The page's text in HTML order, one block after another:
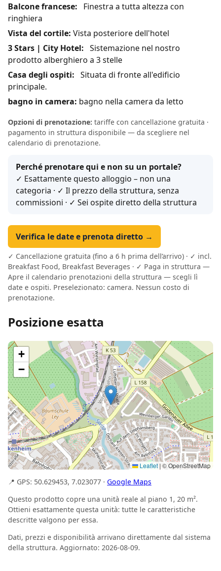
Balcone francese: Finestra a tutta altezza con
ringhiera
Vista del cortile: Vista posteriore dell'hotel
3 Stars | City Hotel: Sistemazione nel nostro
prodotto alberghiero a 3 stelle
Casa degli ospiti: Situata di fronte all'edificio
principale.
bagno in camera: bagno nella camera da letto
Opzioni di prenotazione: tariffe con cancellazione gratuita ·
pagamento in struttura disponibile — da scegliere nel
calendario di prenotazione.
Perché prenotare qui e non su un portale?
✓ Esattamente questo alloggio – non una
categoria · ✓ Il prezzo della struttura, senza
commissioni · ✓ Sei ospite diretto della struttura
Verifica le date e prenota diretto →
✓ Cancellazione gratuita (fino a 6 h prima dell’arrivo) · ✓ incl.
Breakfast Food, Breakfast Beverages · ✓ Paga in struttura —
Apre il calendario prenotazioni della struttura — scegli lì
date e ospiti. Preselezionato: camera. Nessun costo di
prenotazione.
Posizione esatta
+
−
Leaflet | © OpenStreetMap
📍 GPS: 50.629453, 7.023077 · Google Maps
Questo prodotto copre una unità reale al piano 1, 20 m².
Ottieni esattamente questa unità: tutte le caratteristiche
descritte valgono per essa.
Dati, prezzi e disponibilità arrivano direttamente dal sistema
della struttura. Aggiornato: 2026-08-09.